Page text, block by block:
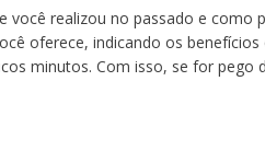
você realizou no passado e como
oferece, indicando os benefícios
minutos. Com isso, se for pego